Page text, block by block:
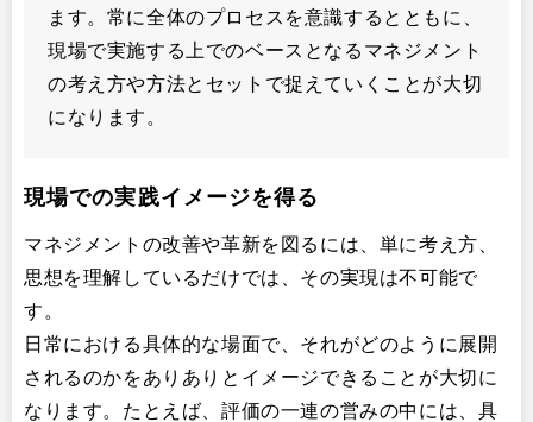
ます。常に全体のプロセスを意識するとともに、
現場で実施する上でのベースとなるマネジメント
の考え方や方法とセットで捉えていくことが大切
になります。
現場での実践イメージを得る
マネジメントの改善や革新を図るには、単に考え方、
思想を理解しているだけでは、その実現は不可能で
す。
日常における具体的な場面で、それがどのように展開
されるのかをありありとイメージできることが大切に
なります。たとえば、評価の一連の営みの中には、具